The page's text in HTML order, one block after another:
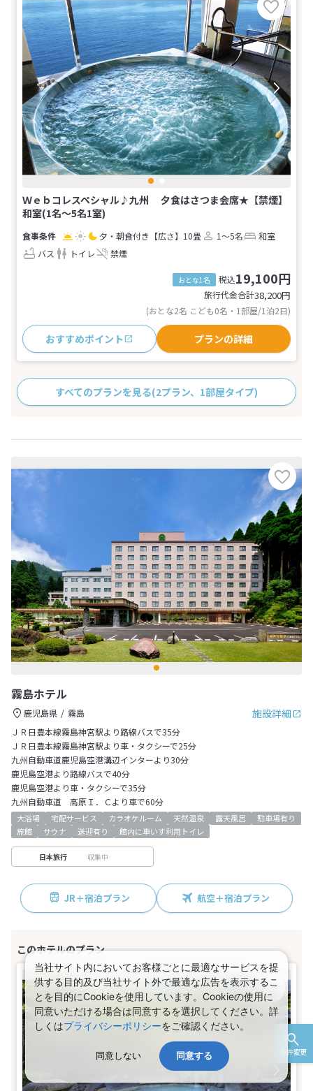
条件変更
Ｗｅｂコレスペシャル♪九州 夕食はさつま会席★【禁煙】
和室(1名～5名1室)
夕・朝食付き 【広さ】10畳 1～5名
和室
バス
トイレ 禁煙
おとな1名 税込19,100円
旅行代金合計38,200円
(おとな2名 こども0名・1部屋/1泊2日)
おすすめポイント プランの詳細
すべてのプランを見る(2プラン、1部屋タイプ)
霧島ホテル
施設詳細
鹿児島県
霧島
ＪＲ日豊本線霧島神宮駅より路線バスで35分
ＪＲ日豊本線霧島神宮駅より車・タクシーで25分
九州自動車道鹿児島空港溝辺インターより30分
鹿児島空港より路線バスで40分
鹿児島空港より車・タクシーで35分
九州自動車道 高原Ｉ．Ｃより車で60分
大浴場 宅配サービス カラオケルーム 天然温泉 露天風呂
駐車場有り
旅館
サウナ 送迎有り 館内に車いす利用トイレ
日本旅行 収集中
JR＋宿泊プラン 航空＋宿泊プラン
当社サイト内においてお客様ごとに最適なサービスを提
供する目的及び当社サイト外で最適な広告を表示するこ
とを目的にCookieを使用しています。Cookieの使用に
同意いただける場合は同意するを選択してください。詳
しくはプライバシーポリシーをご確認ください。
同意しない 同意する